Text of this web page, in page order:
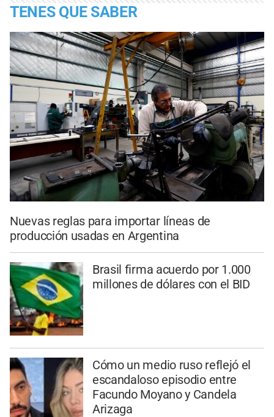
TENES QUE SABER
Nuevas reglas para importar líneas de
producción usadas en Argentina
Brasil firma acuerdo por 1.000
millones de dólares con el BID
Cómo un medio ruso reflejó el
escandaloso episodio entre
Facundo Moyano y Candela
Arizaga